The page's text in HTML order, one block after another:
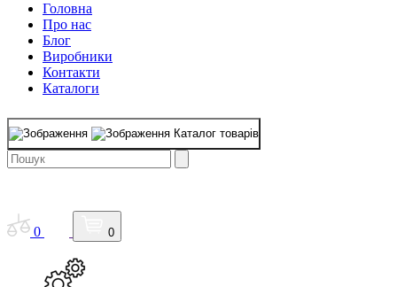
Головна
Про нас
Блог
Виробники
Контакти
Каталоги
Каталог товарів
0 0